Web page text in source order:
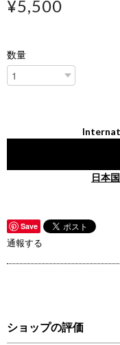
¥5,500
数量
日本
Save
通報する
ショップの評価